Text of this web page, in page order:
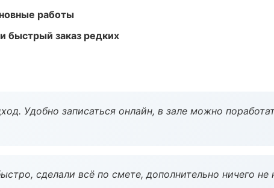
работы
быстрый заказ редких
Удобно записаться онлайн, в зале можно
сделали всё по смете, дополнительно ничего не